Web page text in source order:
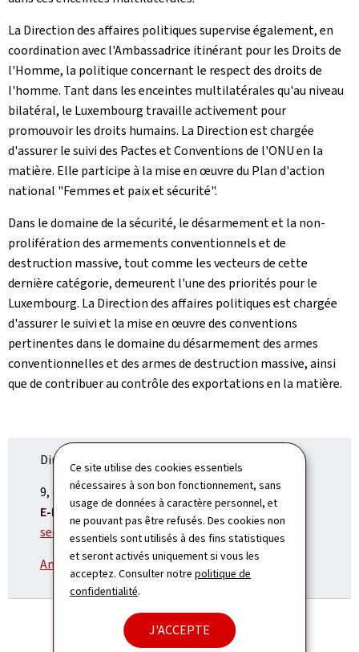
Ce site utilise des cookies essentiels
nécessaires à son bon fonctionnement, sans
usage de données à caractère personnel, et
ne pouvant pas être refusés. Des cookies non
essentiels sont utilisés à des fins statistiques
et seront activés uniquement si vous les
acceptez. Consulter notrepolitique de
confidentialité.
J'ACCEPTE
La Direction des affaires politiques supervise également, en
coordination avec l'Ambassadrice itinérant pour les Droits de
l'Homme, la politique concernant le respect des droits de
l'homme. Tant dans les enceintes multilatérales qu'au niveau
bilatéral, le Luxembourg travaille activement pour
promouvoir les droits humains. La Direction est chargée
d'assurer le suivi des Pactes et Conventions de l'ONU en la
matière. Elle participe à la mise en œuvre du Plan d'action
national "Femmes et paix et sécurité".
Dans le domaine de la sécurité, le désarmement et la non-
prolifération des armements conventionnels et de
destruction massive, tout comme les vecteurs de cette
dernière catégorie, demeurent l'une des priorités pour le
Luxembourg. La Direction des affaires politiques est chargée
d'assurer le suivi et la mise en œuvre des conventions
pertinentes dans le domaine du désarmement des armes
conventionnelles et des armes de destruction massive, ainsi
que de contribuer au contrôle des exportations en la matière.
Direction des affaires politiques
ADRESSE
:
9, rue du Palais de Justice 1841Luxembourg
E-MAIL:
secretariat.d1@mae.etat.lu
Annuaire et organigramme